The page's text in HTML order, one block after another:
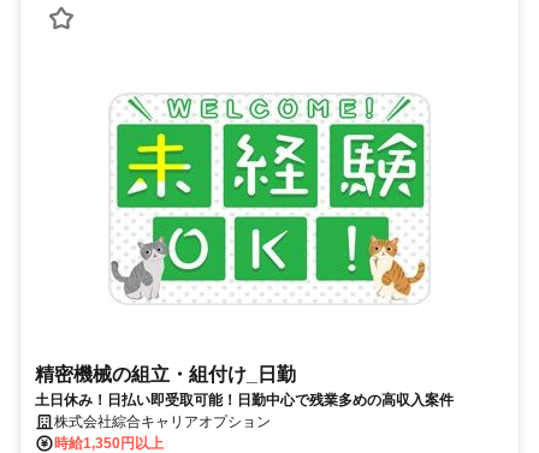
精密機械の組立・組付け_日勤
土日休み！日払い即受取可能！日勤中心で残業多めの高収入案件
株式会社綜合キャリアオプション
時給1,350円以上